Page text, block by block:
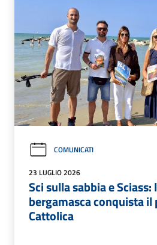
COMUNICATI
23 LUGLIO 2026
Sci sulla sabbia e
bergamasca conquista
Cattolica